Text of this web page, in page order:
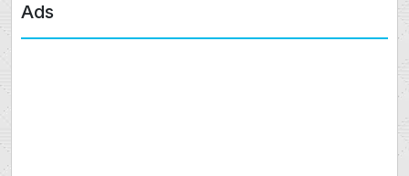
Ads